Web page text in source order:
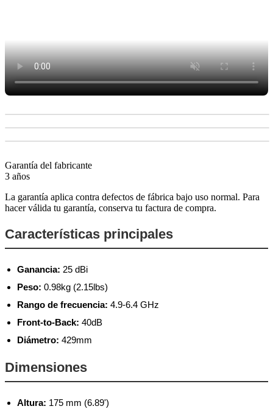
Garantía del fabricante
3 años
La garantía aplica contra defectos de fábrica bajo uso normal. Para
hacer válida tu garantía, conserva tu factura de compra.
Características principales
Ganancia: 25 dBi
Peso: 0.98kg (2.15lbs)
Rango de frecuencia: 4.9-6.4 GHz
Front-to-Back: 40dB
Diámetro: 429mm
Dimensiones
Altura: 175 mm (6.89')